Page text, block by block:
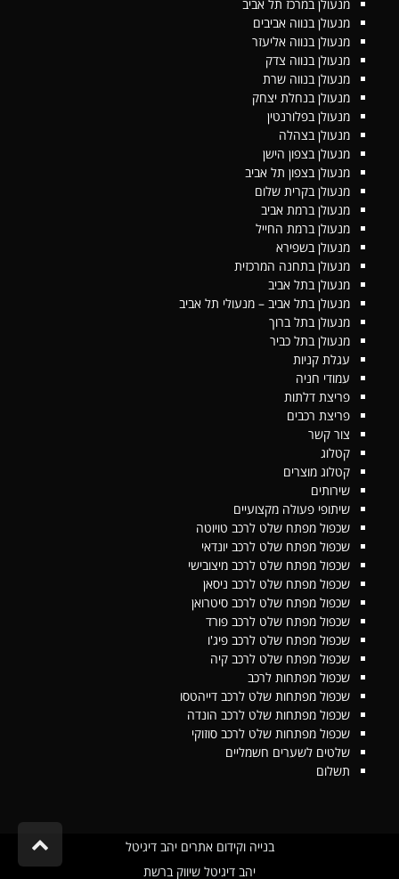
מנעולן במרכז תל אביב
מנעולן בנווה אביבים
מנעולן בנווה אליעזר
מנעולן בנווה צדק
מנעולן בנווה שרת
מנעולן בנחלת יצחק
מנעולן בפלורנטין
מנעולן בצהלה
מנעולן בצפון הישן
מנעולן בצפון תל אביב
מנעולן בקרית שלום
מנעולן ברמת אביב
מנעולן ברמת החייל
מנעולן בשפירא
מנעולן בתחנה המרכזית
מנעולן בתל אביב
מנעולן בתל אביב – מנעולי תל אביב
מנעולן בתל ברוך
מנעולן בתל כביר
עגלת קניות
עמודי חניה
פריצת דלתות
פריצת רכבים
צור קשר
קטלוג
קטלוג מוצרים
שירותים
שיתופי פעולה מקצועיים
שכפול מפתח שלט לרכב טויוטה
שכפול מפתח שלט לרכב יונדאי
שכפול מפתח שלט לרכב מיצובישי
שכפול מפתח שלט לרכב ניסאן
שכפול מפתח שלט לרכב סיטרואן
שכפול מפתח שלט לרכב פורד
שכפול מפתח שלט לרכב פיג'ו
שכפול מפתח שלט לרכב קיה
שכפול מפתחות לרכב
שכפול מפתחות שלט לרכב דייהטסו
שכפול מפתחות שלט לרכב הונדה
שכפול מפתחות שלט לרכב סוזוקי
שלטים לשערים חשמליים
תשלום
בנייה וקידום אתרים יהב דיגיטל
יהב דיגיטל שיווק ברשת
גלילה
לראש